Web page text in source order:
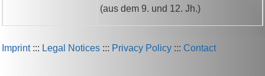
(aus dem 9. und 12. Jh.)
Imprint::: Legal Notices ::: Privacy Policy ::: Contact